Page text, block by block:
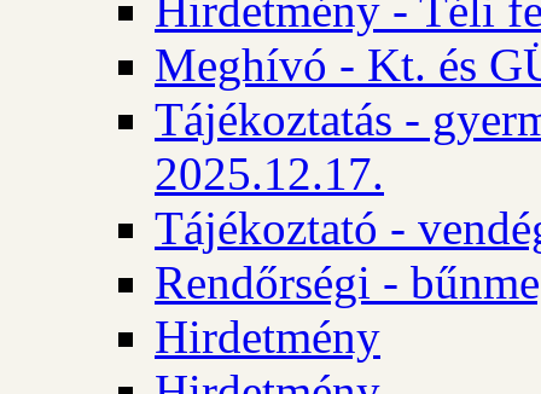
Hirdetmény - Téli
Meghívó - Kt. és
Tájékoztatás -
2025.12.17.
Tájékoztató -
Rendőrségi -
Hirdetmény